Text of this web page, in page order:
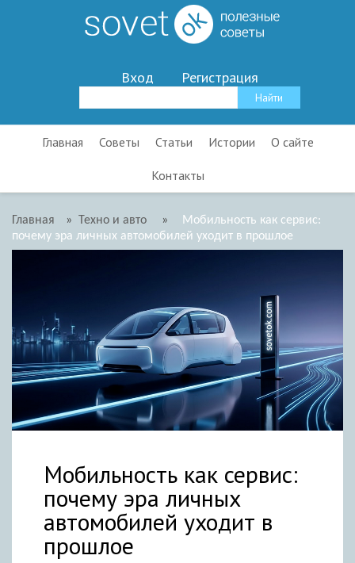
Вход Регистрация
Главная Советы Статьи Истории О сайте
Контакты
Главная » Техно и авто »
Мобильность как сервис:
почему эра личных автомобилей уходит в прошлое
Мобильность как сервис:
почему эра личных
автомобилей уходит в
прошлое